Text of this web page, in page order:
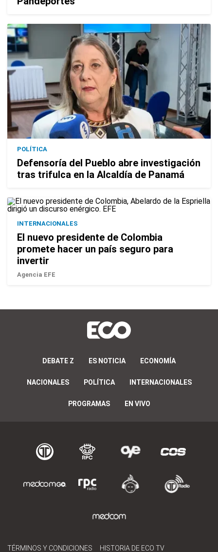
POLÍTICA
Defensoría del Pueblo abre investigación
tras trifulca en la Alcaldía de Panamá
INTERNACIONALES
El nuevo presidente de Colombia
promete hacer un país seguro para
invertir
Agencia EFE
DEBATE Z ES NOTICIA ECONOMÍA
NACIONALES POLÍTICA INTERNACIONALES
PROGRAMAS EN VIVO
TÉRMINOS Y CONDICIONES HISTORIA DE ECO TV